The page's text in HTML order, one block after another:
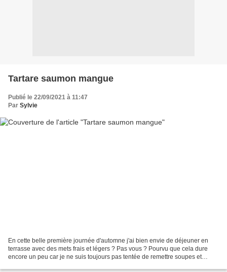
Tartare saumon mangue
Publié le 22/09/2021 à 11:47
Par Sylvie
En cette belle première journée d'automne j'ai bien envie de déjeuner en
terrasse avec des mets frais et légers ? Pas vous ? Pourvu que cela dure
encore un peu car je ne suis toujours pas tentée de remettre soupes et